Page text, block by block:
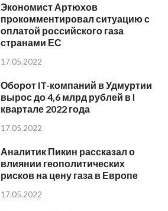
Экономист Артюхов
прокомментировал ситуацию с
оплатой российского газа
странами ЕС
17.05.2022
Оборот IT-компаний в Удмуртии
вырос до 4,6 млрд рублей в I
квартале 2022 года
17.05.2022
Аналитик Пикин рассказал о
влиянии геополитических
рисков на цену газа в Европе
17.05.2022